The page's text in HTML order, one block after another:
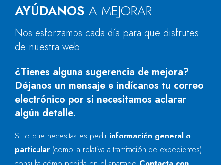
AYÚDANOS A MEJORAR
Nos esforzamos cada día para que disfrutes
de nuestra web.
¿Tienes alguna sugerencia de mejora?
Déjanos un mensaje e indícanos tu correo
electrónico por si necesitamos aclarar
algún detalle.
Si lo que necesitas es pedir información general o
particular (como la relativa a tramitación de expedientes)